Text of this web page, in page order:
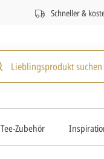
Schneller &
Tee-Zubehör